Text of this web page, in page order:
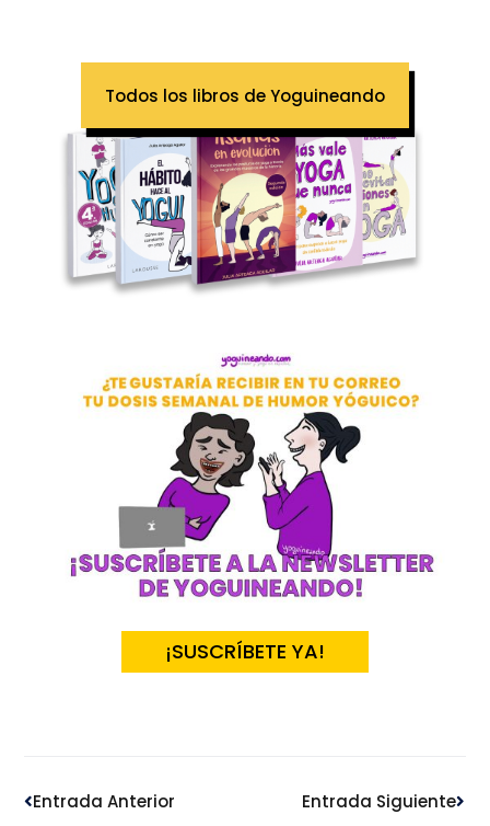
Todos los libros de Yoguineando
¡SUSCRÍBETE YA!
Entrada Anterior Entrada Siguiente